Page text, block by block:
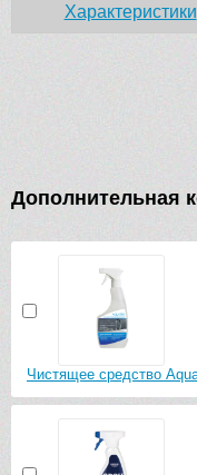
Характеристики
Дополнительная
Чистящее средство